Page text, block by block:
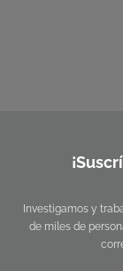
Investigamos y
de miles de